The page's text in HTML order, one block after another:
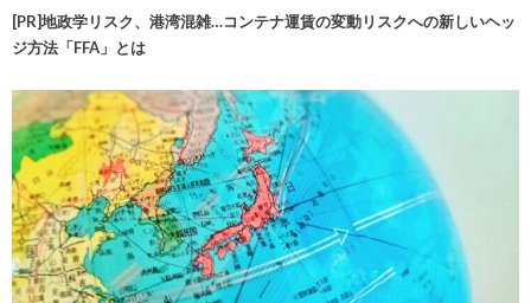
[PR]地政学リスク、港湾混雑…コンテナ運賃の変動リスクへの新しいヘッ
ジ方法「FFA」とは